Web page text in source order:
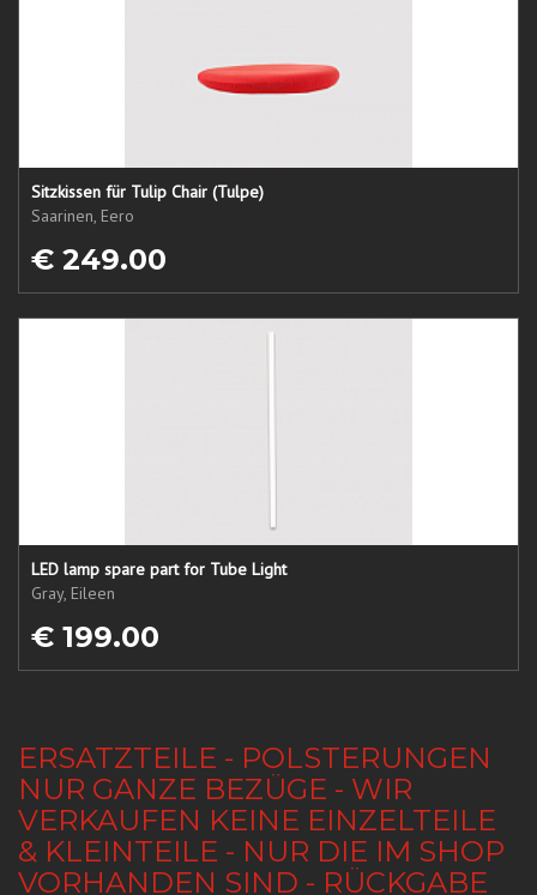
Sitzkissen für Tulip Chair (Tulpe)
Saarinen, Eero
€ 249.00
LED lamp spare part for Tube Light
Gray, Eileen
€ 199.00
ERSATZTEILE - POLSTERUNGEN
NUR GANZE BEZÜGE - WIR
VERKAUFEN KEINE EINZELTEILE
& KLEINTEILE - NUR DIE IM SHOP
VORHANDEN SIND - RÜCKGABE